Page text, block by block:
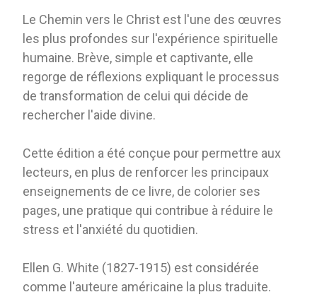
Le Chemin vers le Christ est l'une des œuvres
les plus profondes sur l'expérience spirituelle
humaine. Brève, simple et captivante, elle
regorge de réflexions expliquant le processus
de transformation de celui qui décide de
rechercher l'aide divine.
Cette édition a été conçue pour permettre aux
lecteurs, en plus de renforcer les principaux
enseignements de ce livre, de colorier ses
pages, une pratique qui contribue à réduire le
stress et l'anxiété du quotidien.
Ellen G. White (1827-1915) est considérée
comme l'auteure américaine la plus traduite.